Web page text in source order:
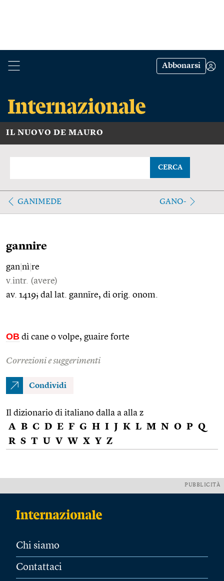
Abbonarsi
IL NUOVO DE MAURO
CERCA
GANIMEDE GANO-
gannire
gan nì re
v.intr. (avere)
av. 1419; dal lat. gannīre, di orig. onom.
OB di cane o volpe, guaire forte
Correzioni e suggerimenti
Condividi
Il dizionario di italiano dalla a alla z
A B C D E F G H I J K L M N O P Q
R S T U V W X Y Z
PUBBLICITÀ
Chi siamo
Contattaci